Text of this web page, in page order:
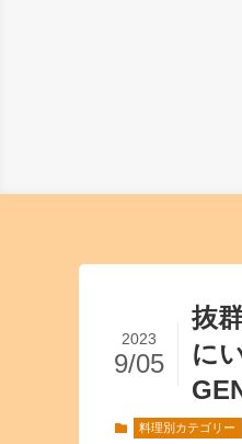
抜
に
2023
9/05
料理別カテゴリー